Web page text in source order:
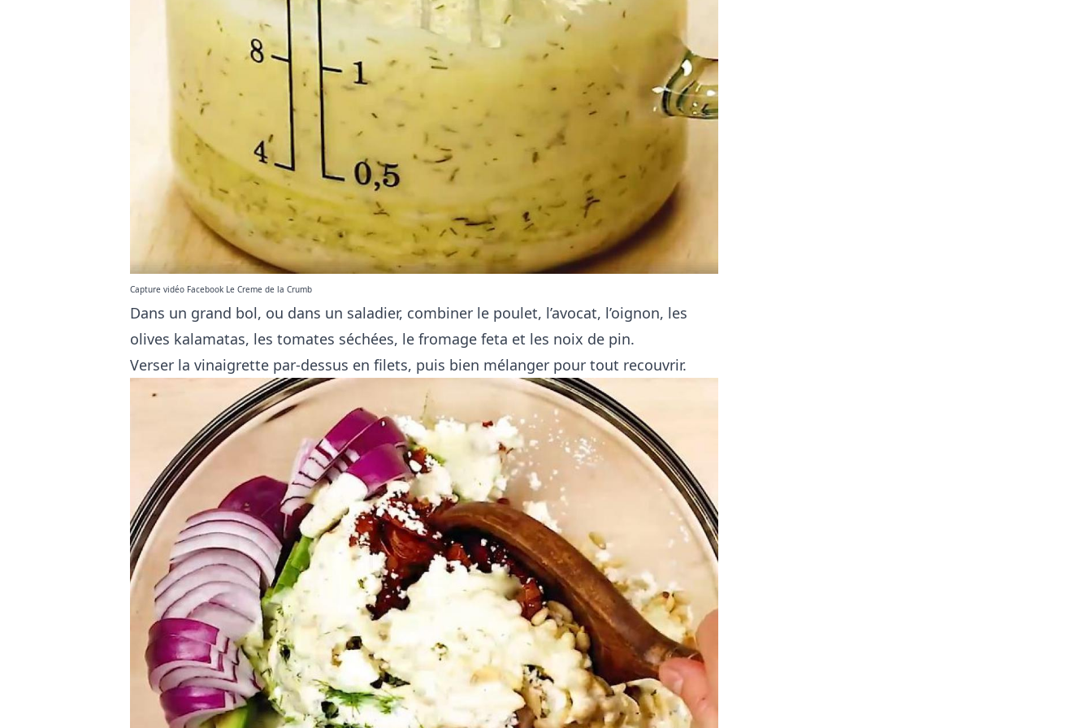
Capture vidéo Facebook Le Creme de la Crumb
Dans un grand bol, ou dans un saladier, combiner le poulet, l’avocat, l’oignon, les
olives kalamatas, les tomates séchées, le fromage feta et les noix de pin.
Verser la vinaigrette par-dessus en filets, puis bien mélanger pour tout recouvrir.